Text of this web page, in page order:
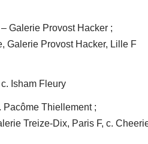
Galerie Provost Hacker ;
Galerie Provost Hacker, Lille F
Isham Fleury
Thiellement ;
Treize-Dix, Paris F, c.